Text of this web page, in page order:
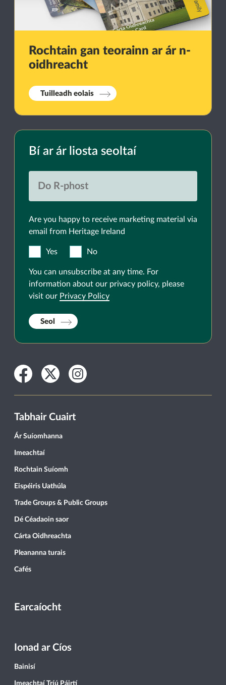
Rochtain gan teorainn ar ár n-
oidhreacht
Tuilleadh eolais
Bí ar ár liosta seoltaí
Are you happy to receive marketing material via
email from Heritage Ireland
Yes No
You can unsubscribe at any time. For
information about our privacy policy, please
visit our Privacy Policy
Seol
Facebook
TwitterInstagram
Tabhair Cuairt
Ár Suíomhanna
Imeachtaí
Rochtain Suíomh
Eispéiris Uathúla
Trade Groups & Public Groups
Dé Céadaoin saor
Cárta Oidhreachta
Pleananna turais
Cafés
Earcaíocht
Ionad ar Cíos
Bainisí